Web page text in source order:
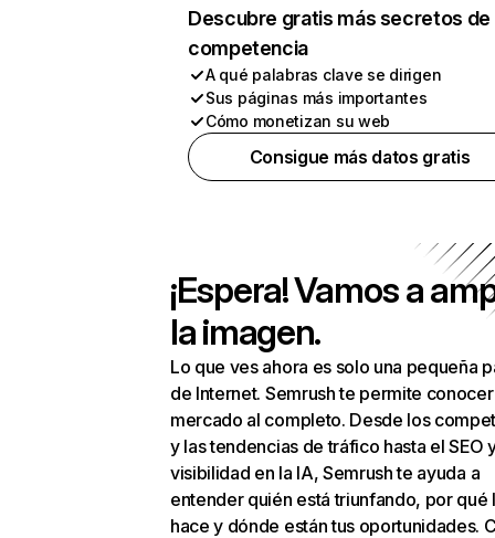
Descubre gratis más secretos de
competencia
A qué palabras clave se dirigen
Sus páginas más importantes
Cómo monetizan su web
Consigue más datos gratis
¡Espera! Vamos a
la imagen.
Lo que ves ahora es solo una pequeña
de Internet. Semrush te permite
mercado al completo. Desde los
y las tendencias de tráfico hasta el SEO
visibilidad en la IA, Semrush te ayuda a
entender quién está triunfando, por qué
hace y dónde están tus oportunidades.